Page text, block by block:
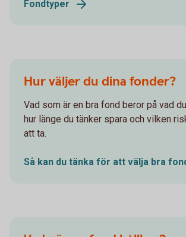
Fondtyper
Hur väljer du dina fonder?
Vad som är en bra fond beror på vad
hur länge du tänker spara och vilken
att ta.
Så kan du tänka för att välja bra